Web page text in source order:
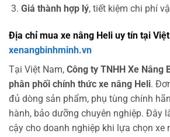
Giá thành hợp lý, tiết kiệm chi phí
Địa chỉ mua xe nâng Heli uy tín tại
xenangbinhminh.vn
Tại Việt Nam, Công ty TNHH Xe Nâng
phân phối chính thức xe nâng Heli.
đủ dòng sản phẩm, phụ tùng chính
hành, bảo dưỡng chuyên nghiệp. Đây
cậy cho doanh nghiệp khi lựa chọn xe